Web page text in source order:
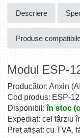
Descriere
Produse
Modul ESP-
Producător: Anxin
Cod produs: ESP-
Disponibil:în stoc
Expediat: cel târziu
Preț afișat: cu TVA,